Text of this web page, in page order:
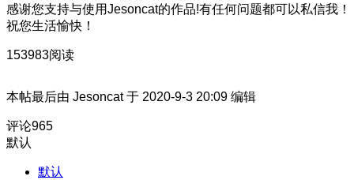
感谢您支持与使用Jesoncat的作品!有任何问题都可以私信我！
祝您生活愉快！
153983阅读
本帖最后由 Jesoncat 于 2020-9-3 20:09 编辑
评论965
默认
默认